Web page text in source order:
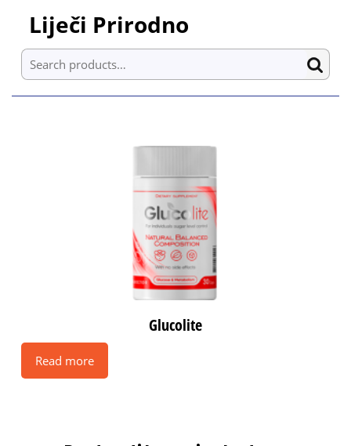
content
Skip
content
Liječi Prirodno
Search for:
Glucolite
Read more